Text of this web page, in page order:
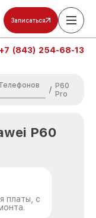
Записаться
+7 (843) 254-68-13
/ P60
Pro
P60
платы, с